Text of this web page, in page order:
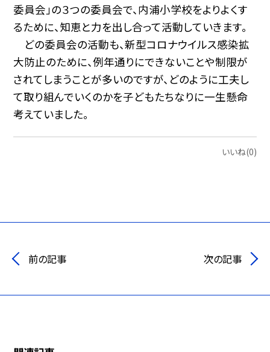
委員会」の３つの委員会で、内浦小学校をよりよくす
るために、知恵と力を出し合って活動していきます。
どの委員会の活動も、新型コロナウイルス感染拡
大防止のために、例年通りにできないことや制限が
されてしまうことが多いのですが、どのように工夫し
て取り組んでいくのかを子どもたちなりに一生懸命
考えていました。
いいね(0)
前の記事 次の記事